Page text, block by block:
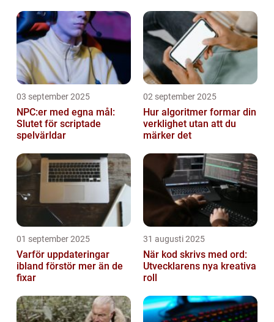
03 september 2025
NPC:er med egna mål:
Slutet för scriptade
spelvärldar
02 september 2025
Hur algoritmer formar din
verklighet utan att du
märker det
01 september 2025
Varför uppdateringar
ibland förstör mer än de
fixar
31 augusti 2025
När kod skrivs med ord:
Utvecklarens nya kreativa
roll